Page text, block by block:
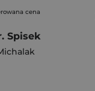
cena
Spisek